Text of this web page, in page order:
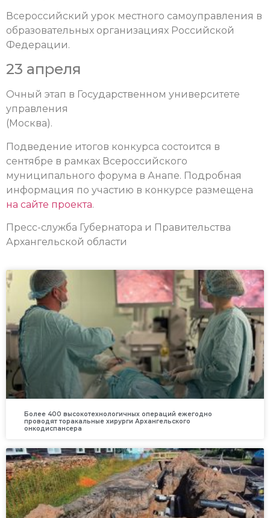
Всероссийский урок местного самоуправления в
образовательных организациях Российской
Федерации.
23 апреля
Очный этап в Государственном университете
управления
(Москва).
Подведение итогов конкурса состоится в
сентябре в рамках Всероссийского
муниципального форума в Анапе. Подробная
информация по участию в конкурсе размещена
на сайте проекта.
Пресс-служба Губернатора и Правительства
Архангельской области
Более 400 высокотехнологичных операций ежегодно
проводят торакальные хирурги Архангельского
онкодиспансера